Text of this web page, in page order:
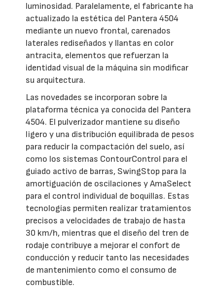
luminosidad. Paralelamente, el fabricante ha
actualizado la estética del Pantera 4504
mediante un nuevo frontal, carenados
laterales rediseñados y llantas en color
antracita, elementos que refuerzan la
identidad visual de la máquina sin modificar
su arquitectura.
Las novedades se incorporan sobre la
plataforma técnica ya conocida del Pantera
4504. El pulverizador mantiene su diseño
ligero y una distribución equilibrada de pesos
para reducir la compactación del suelo, así
como los sistemas ContourControl para el
guiado activo de barras, SwingStop para la
amortiguación de oscilaciones y AmaSelect
para el control individual de boquillas. Estas
tecnologías permiten realizar tratamientos
precisos a velocidades de trabajo de hasta
30 km/h, mientras que el diseño del tren de
rodaje contribuye a mejorar el confort de
conducción y reducir tanto las necesidades
de mantenimiento como el consumo de
combustible.